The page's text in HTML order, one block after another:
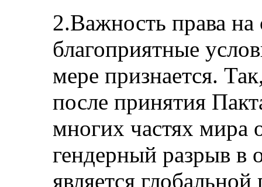
2.Важность права на
благоприятные
мере признается.
после принятия
многих частях мира
гендерный разрыв в
является